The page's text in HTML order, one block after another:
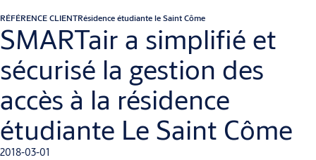
RÉFÉRENCE CLIENTRésidence étudiante le Saint Côme
SMARTair a simplifié et
sécurisé la gestion des
accès à la résidence
étudiante Le Saint Côme
2018-03-01